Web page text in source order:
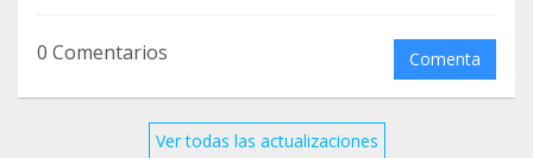
batidas y caza con galgos.
herramientas de caza se han convertido en uno de
0 Comentarios Comenta
Ver todas las actualizaciones